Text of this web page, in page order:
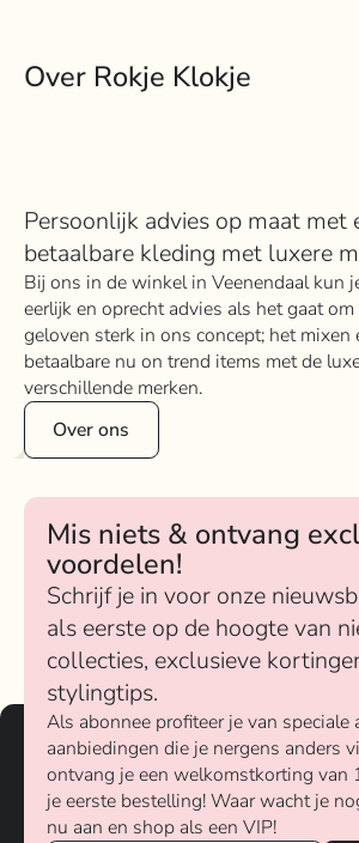
Over Rokje Klokje
Persoonlijk advies op maat met
betaalbare kleding met luxere
Bij ons in de winkel in Veenendaal kun
eerlijk en oprecht advies als het gaat
geloven sterk in ons concept; het mixen
betaalbare nu on trend items met de
verschillende merken.
Over ons
Mis niets & ontvang
voordelen!
Schrijf je in voor onze
als eerste op de hoogte van
collecties, exclusieve
stylingtips.
Als abonnee profiteer je van speciale
aanbiedingen die je nergens anders
ontvang je een welkomstkorting van
je eerste bestelling! Waar wacht je
nu aan en shop als een VIP!